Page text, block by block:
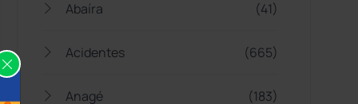
Abaíra (41)
Acidentes (665)
Anagé (183)